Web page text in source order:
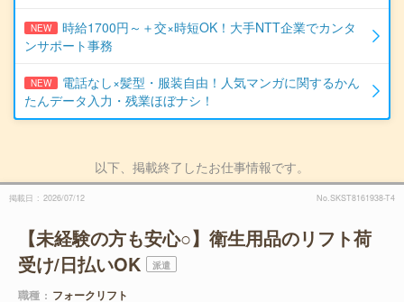
NEW
時給1700円～＋交×時短OK！大手NTT企業でカンタ
ンサポート事務
NEW
電話なし×髪型・服装自由！人気マンガに関するかん
たんデータ入力・残業ほぼナシ！
以下、掲載終了したお仕事情報です。
掲載日 2026/07/12 No.SKST8161938-T4
【未経験の方も安心○】衛生用品のリフト荷
受け/日払いOK
派遣
職種
フォークリフト